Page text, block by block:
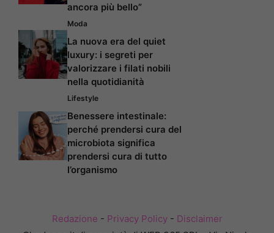
ancora più bello”
Moda
La nuova era del quiet
luxury: i segreti per
valorizzare i filati nobili
nella quotidianità
Lifestyle
Benessere intestinale:
perché prendersi cura del
microbiota significa
prendersi cura di tutto
l’organismo
Redazione - Privacy Policy- Disclaimer